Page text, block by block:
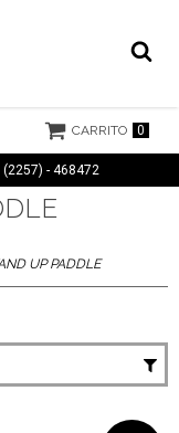
CARRITO 0
- 468472
UP PADDLE